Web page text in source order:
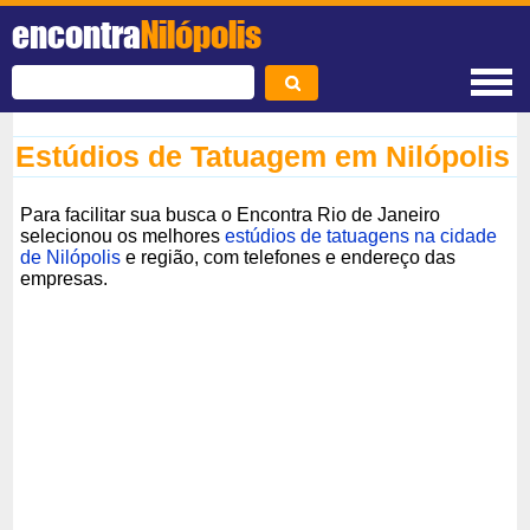
encontraNilópolis
Estúdios de Tatuagem em Nilópolis
Para facilitar sua busca o Encontra Rio de Janeiro
selecionou os melhoresestúdios de tatuagens na cidade
de Nilópolis e região, com telefones e endereço das
empresas.